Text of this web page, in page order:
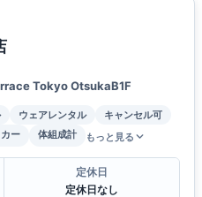
Tokyo OtsukaB1F
ウェアレンタル
キャンセル可
ー 体組成計 もっと見る
定休日
定休日なし